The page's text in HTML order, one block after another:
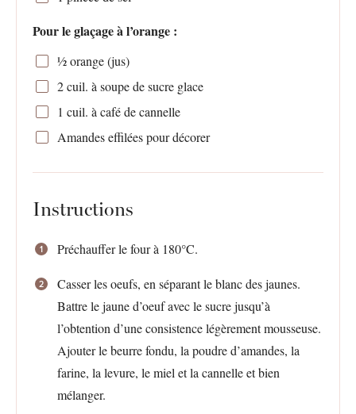
Pour le glaçage à l’orange :
½orange (jus)
2cuil. à soupe de sucre glace
1 cuil. à café de cannelle
Amandes effilées pour décorer
Instructions
Préchauffer le four à 180°C.
Casser les oeufs, en séparant le blanc des jaunes.
Battre le jaune d’oeuf avec le sucre jusqu’à
l’obtention d’une consistence légèrement mousseuse.
Ajouter le beurre fondu, la poudre d’amandes, la
farine, la levure, le miel et la cannelle et bien
mélanger.